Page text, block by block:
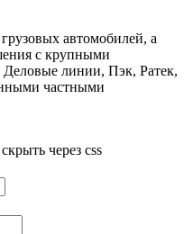
автомобилей, а
с крупными
Деловые линии, Пэк, Ратек,
частными
через css